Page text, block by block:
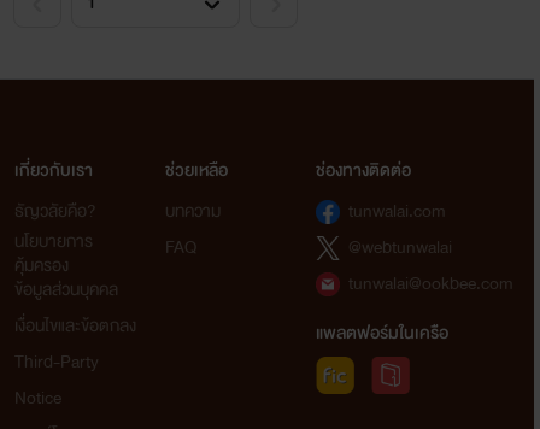
เกี่ยวกับเรา
ธัญวลัยคือ?
นโยบายการ
คุ้มครอง
ข้อมูลส่วนบุคคล
เงื่อนไขและข้อตกลง
Third-Party
Notice
ช่วยเหลือ
บทความ
FAQ
ช่องทางติดต่อ
tunwalai.com
@webtunwalai
tunwalai@ookbee.com
แพลตฟอร์มในเครือ